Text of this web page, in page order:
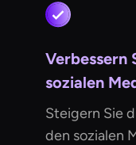
Verbessern
sozialen
Steigern Sie
den sozialen